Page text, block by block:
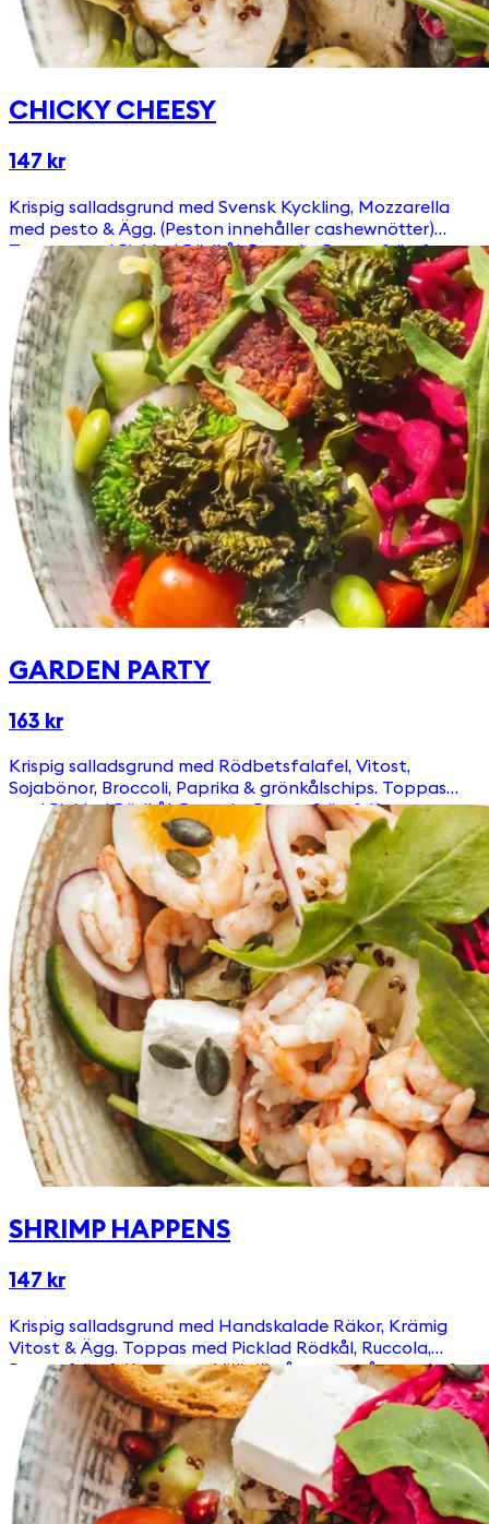
CHICKY CHEESY
147 kr
Krispig salladsgrund med Svensk Kyckling, Mozzarella
med pesto & Ägg. (Peston innehåller cashewnötter)
Toppas med Picklad Rödkål, Ruccola, Pumpafrön &
Krutonger Välj till någon av våra goda & egengjorda
dressingar!
GARDEN PARTY
163 kr
Krispig salladsgrund med Rödbetsfalafel, Vitost,
Sojabönor, Broccoli, Paprika & grönkålschips. Toppas
med Picklad Rödkål, Ruccola, Pumpafrön & Krutonger
Välj till någon av våra goda & egengjorda dressingar!
SHRIMP HAPPENS
147 kr
Krispig salladsgrund med Handskalade Räkor, Krämig
Vitost & Ägg. Toppas med Picklad Rödkål, Ruccola,
Pumpafrön & Krutonger Välj till någon av våra goda &
egengjorda dressingar!